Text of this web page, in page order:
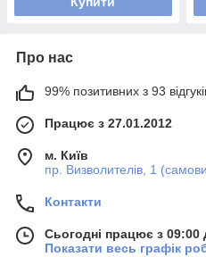
Про нас
99% позитивних з 93
Працює з 27.01.2012
м. Київ
пр. Визволителів, 1
Контакти
Сьогодні працює з 09:00
Показати весь графік